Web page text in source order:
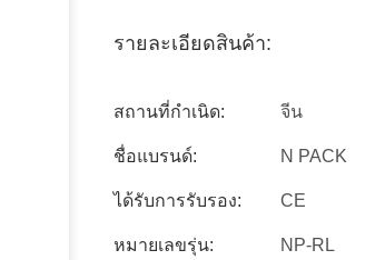
รายละเอียดสินค้า:
สถานที่กำเนิด: จีน
ชื่อแบรนด์: N PACK
ได้รับการรับรอง: CE
หมายเลขรุ่น: NP-RL